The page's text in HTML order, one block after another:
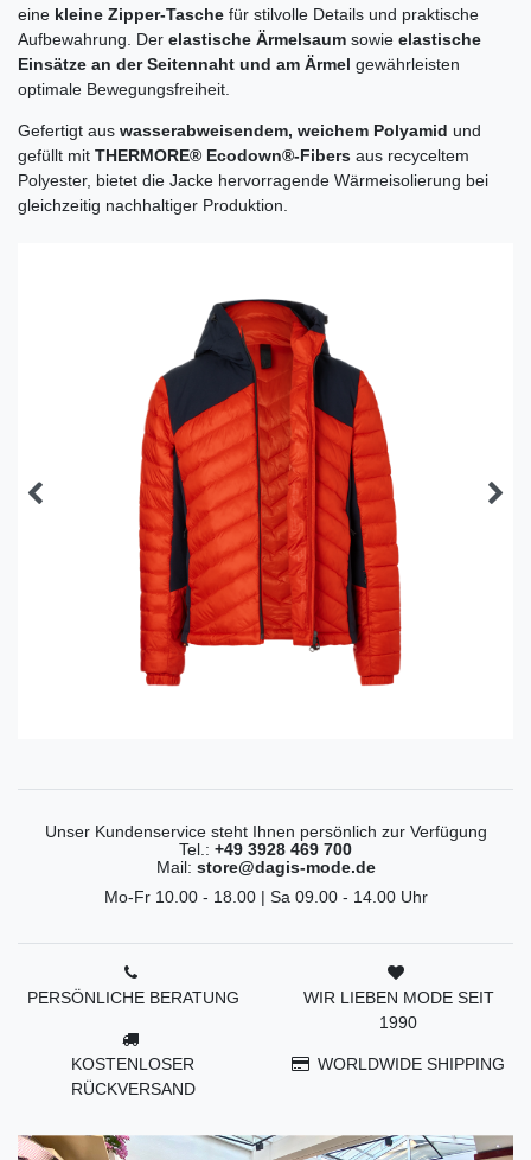
eine kleine Zipper-Tasche für stilvolle Details und praktische
Aufbewahrung. Der elastische Ärmelsaum sowie elastische
Einsätze an der Seitennaht und am Ärmel gewährleisten
optimale Bewegungsfreiheit.
Gefertigt aus wasserabweisendem, weichem Polyamid und
gefüllt mit THERMORE® Ecodown®-Fibers aus recyceltem
Polyester, bietet die Jacke hervorragende Wärmeisolierung bei
gleichzeitig nachhaltiger Produktion.
Unser Kundenservice steht Ihnen persönlich zur Verfügung
Tel.: +49 3928 469 700
Mail: store@dagis-mode.de
Mo-Fr 10.00 - 18.00 | Sa 09.00 - 14.00 Uhr
PERSÖNLICHE BERATUNG
KOSTENLOSER
RÜCKVERSAND
WIR LIEBEN MODE SEIT
1990
WORLDWIDE SHIPPING